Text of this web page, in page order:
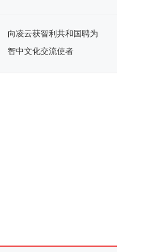
向凌云获智利共和国聘为
智中文化交流使者